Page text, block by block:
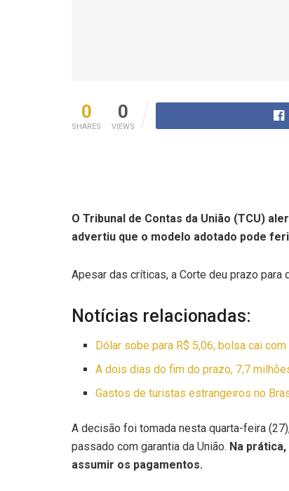
0
SHARES
0
VIEWS
O Tribunal de Contas da União (TCU)
advertiu que o modelo adotado pode
Apesar das críticas, a Corte deu prazo
Notícias relacionadas:
Dólar sobe para R$ 5,06; bolsa cai
A dois dias do fim do prazo, 7,7
Gastos de turistas estrangeiros no
A decisão foi tomada nesta quarta-feira
passado com garantia da União. Na
assumir os pagamentos.